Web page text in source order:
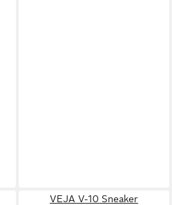
VEJA V-10 Sneaker